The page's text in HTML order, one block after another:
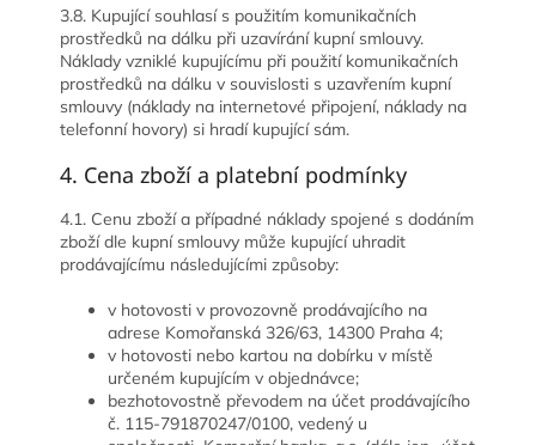
3.8. Kupující souhlasí s použitím komunikačních
prostředků na dálku při uzavírání kupní smlouvy.
Náklady vzniklé kupujícímu při použití komunikačních
prostředků na dálku v souvislosti s uzavřením kupní
smlouvy (náklady na internetové připojení, náklady na
telefonní hovory) si hradí kupující sám.
4. Cena zboží a platební podmínky
4.1. Cenu zboží a případné náklady spojené s dodáním
zboží dle kupní smlouvy může kupující uhradit
prodávajícímu následujícími způsoby:
v hotovosti v provozovně prodávajícího na
adrese Komořanská 326/63, 14300 Praha 4;
v hotovosti nebo kartou na dobírku v místě
určeném kupujícím v objednávce;
bezhotovostně převodem na účet prodávajícího
č. 115-791870247/0100, vedený u